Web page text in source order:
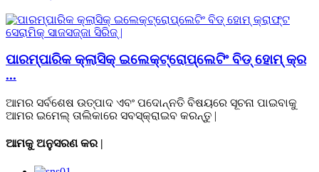
ପାରମ୍ପାରିକ କ୍ଲାସିକ୍ ଇଲେକ୍ଟ୍ରୋପ୍ଲେଟିଂ ବିଡ୍ ହୋମ୍ କ୍ର
...
ଆମର ସର୍ବଶେଷ ଉତ୍ପାଦ ଏବଂ ପଦୋନ୍ନତି ବିଷୟରେ ସୂଚନା ପାଇବାକୁ
ଆମର ଇମେଲ୍ ତାଲିକାରେ ସବସ୍କ୍ରାଇବ କରନ୍ତୁ |
ଆମକୁ ଅନୁସରଣ କର |